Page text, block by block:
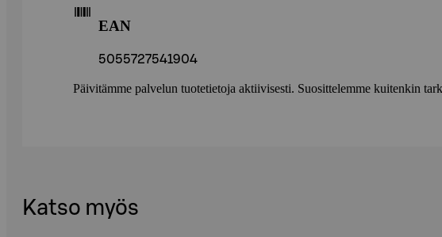
EAN
5055727541904
Päivitämme palvelun tuotetietoja aktiivisesti. Suosittelemme kuitenkin
Katso myös